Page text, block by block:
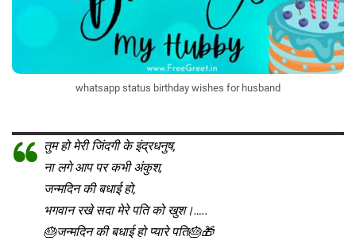
whatsapp status birthday wishes for husband
तुम हो मेरी जिंदगी के इंद्रधनुष,
ना लगे आप पर कभी अंकुश,
जन्मदिन की बधाई हो,
भगवान रखे सदा मेरे पति को खुश।…..
🎂जन्मदिन की बधाई हो प्यारे पति🎂🎁